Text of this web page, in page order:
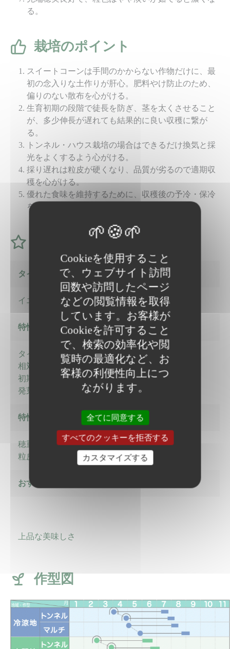
る。
栽培のポイント
スイートコーンは手間のかからない作物だけに、最
初の念入りな土作りが肝心。肥料やけ防止のため、
偏りのない散布を心がける。
生育初期の段階で徒長を防ぎ、茎を太くさせること
が、多少伸長が遅れても結果的に良い収穫に繋が
る。
トンネル・ハウス栽培の場合はできるだけ換気と採
光をよくするよう心がける。
採り遅れは粒皮が硬くなり、品質が劣るので適期収
穫を心がける。
優れた食味を維持するために、収穫後の予冷・保冷
を実行し、迅速な輸送をする。
タイプ
イエロー
特性-1
タイプ ：イエロー
相対熟期 ：85日
初期成育 ：やや弱
発芽 ：良
特性-2
穂重 ：420ｇ
粒皮 ：極柔
おすすめのポイント
上品な美味しさ
作型図
Cookieを使用すること
で、ウェブサイト訪問
回数や訪問したページ
などの閲覧情報を取得
しています。お客様が
Cookieを許可すること
で、検索の効率化や閲
覧時の最適化など、お
客様の利便性向上につ
ながります。
全てに同意する
すべてのクッキーを拒否する
カスタマイズする